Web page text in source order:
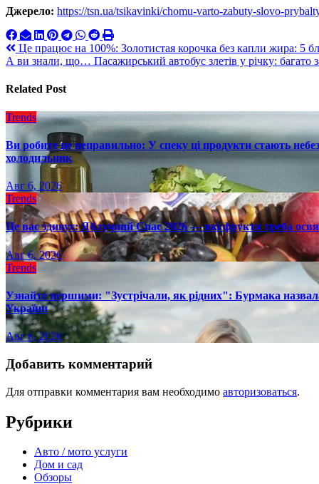
Джерело: https://tsn.ua/tsikavinki/chomu-varto-zabuty-slovo-
Навигация
по
записям
Це працює на 100%: Золотистая корочка без капли жира: 5
А ви знали, що… Пасажирський автобус злетів у річку: багато
Related Post
Trends
Ви робите це неправильно: У спеку ці продукти стають
холодильник
Авг 6, 2026
Trends
Це вас здивує: Яблучний Спас 2026 — які фрукти треба
Авг 6, 2026
Trends
Узнайте першими: "Зустрічали, як рідних": Бурмака
України
Авг 6, 2026
Добавить комментарий
Для отправки комментария вам необходимо авторизоваться.
Рубрики
Авто / мото услуги
Дом и сад
Обзоры